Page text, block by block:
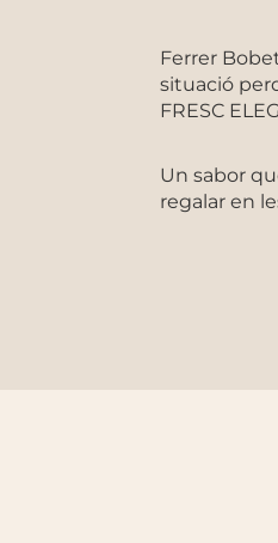
Ferrer
situació
FRESC
Un sabor
regalar en